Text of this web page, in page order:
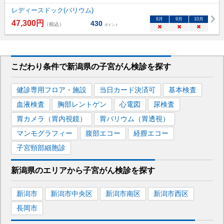
レディースドック(バリウム)
47,300円 （税込） 430 ポイント
8 月 9 月 10月
× × ×
こだわり条件で新潟県の子宮がん検診を探す
健診専用フロア・施設 当日カード決済可
基本検査
血液検査
胸部レントゲン 心電図
尿検査
胃カメラ（胃内視鏡）
胃バリウム（胃透視）
マンモグラフィー
腹部エコー
経膣エコー
子宮頸部細胞診
新潟県のエリアから子宮がん検診を探す
新潟市 新潟市中央区 新潟市南区
新潟市西区
長岡市